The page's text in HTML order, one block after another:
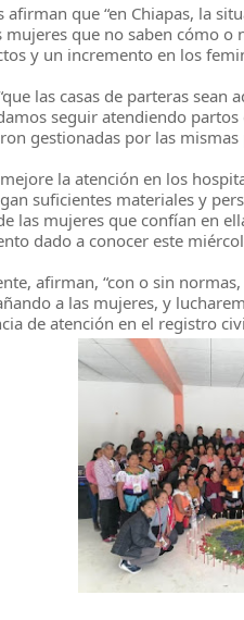
afirman que “en Chiapas, la
mujeres que no saben cómo o
y un incremento en los
las casas de parteras
seguir atendiendo
gestionadas por las
la atención en los
suficientes materiales y
las mujeres que confían en
dado a conocer este
afirman, “con o sin
a las mujeres, y
de atención en el registro